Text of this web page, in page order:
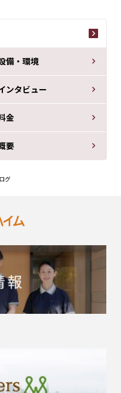
備・環境
ンタビュー
金
要
グ